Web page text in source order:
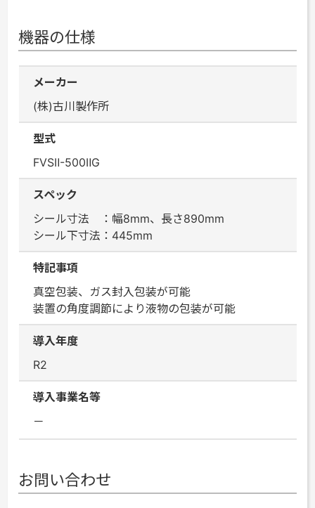
機器の仕様
メーカー
(株)古川製作所
型式
FVSⅡ-500ⅡG
スペック
シール寸法 ：幅8mm、長さ890mm
シール下寸法：445mm
特記事項
真空包装、ガス封入包装が可能
装置の角度調節により液物の包装が可能
導入年度
R2
導入事業名等
－
お問い合わせ